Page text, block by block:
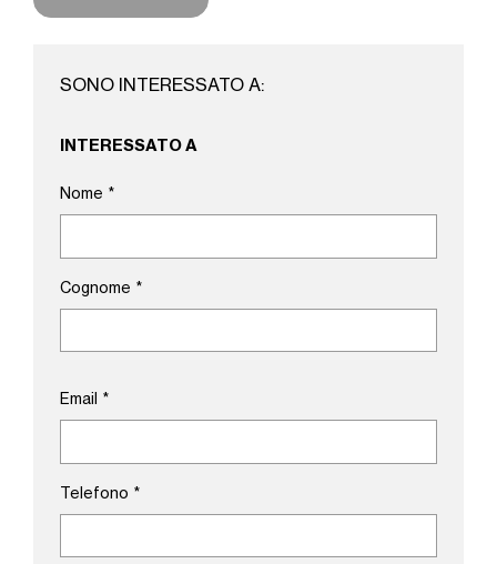
SONO INTERESSATO A:
INTERESSATO A
Nome *
Cognome *
Email *
Telefono *